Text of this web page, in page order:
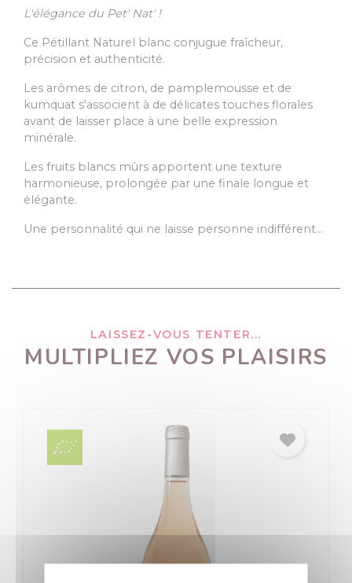
L'élégance du Pet' Nat' !
Ce Pétillant Naturel blanc conjugue fraîcheur,
précision et authenticité.
Les arômes de citron, de pamplemousse et de
kumquat s'associent à de délicates touches florales
avant de laisser place à une belle expression
minérale.
Les fruits blancs mûrs apportent une texture
harmonieuse, prolongée par une finale longue et
élégante.
Une personnalité qui ne laisse personne indifférent...
LAISSEZ-VOUS TENTER...
MULTIPLIEZ VOS PLAISIRS